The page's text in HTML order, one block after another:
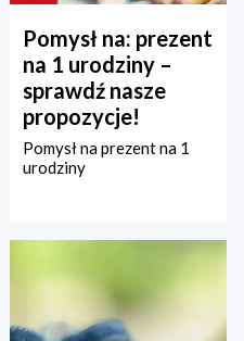
Pomysł na: prezent
na 1 urodziny –
sprawdź nasze
propozycje!
Pomysł na prezent na 1
urodziny